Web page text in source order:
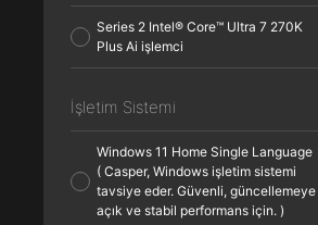
Series 2 Intel® Core™ Ultra 7 270K
Plus Ai işlemci
İşletim Sistemi
Windows 11 Home Single Language
( Casper, Windows işletim sistemi
tavsiye eder. Güvenli, güncellemeye
açık ve stabil performans için. )